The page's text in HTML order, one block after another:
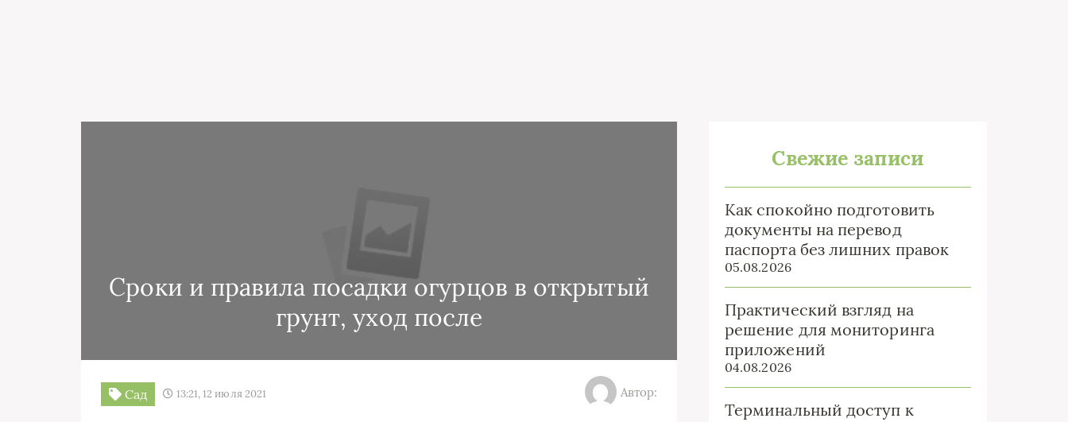
Сроки и правила посадки огурцов в открытый
грунт, уход после
Сад 13:21, 12 июля 2021 Автор:
Свежие записи
Как спокойно подготовить
документы на перевод
паспорта без лишних правок
05.08.2026
Практический взгляд на
решение для мониторинга
приложений
04.08.2026
Терминальный доступ к